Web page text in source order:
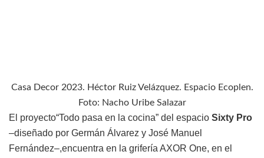
Casa Decor 2023. Héctor Ruiz Velázquez. Espacio Ecoplen.
Foto: Nacho Uribe Salazar
El proyecto“Todo pasa en la cocina” del espacio Sixty Pro
–diseñado por Germán Álvarez y José Manuel
Fernández–,encuentra en la grifería AXOR One, en el